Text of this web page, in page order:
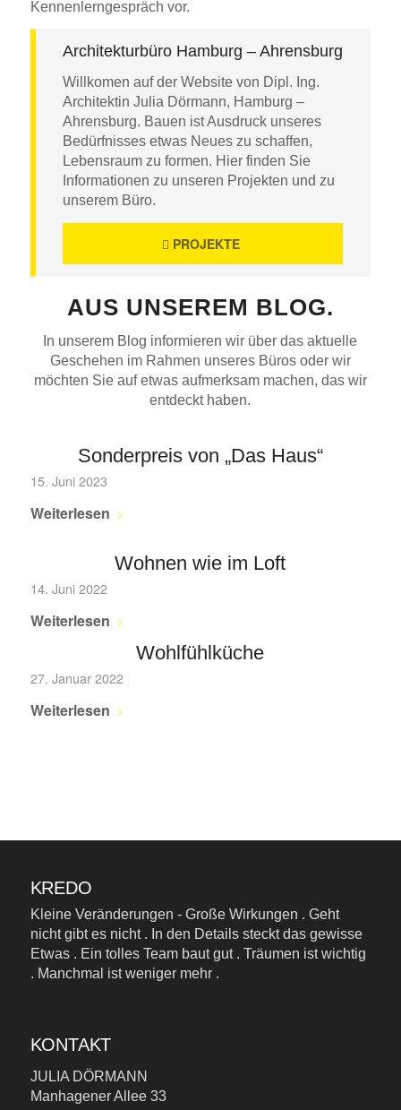
Kennenlerngespräch vor.
Architekturbüro Hamburg – Ahrensburg
Willkomen auf der Website von Dipl. Ing.
Architektin Julia Dörmann, Hamburg –
Ahrensburg. Bauen ist Ausdruck unseres
Bedürfnisses etwas Neues zu schaffen,
Lebensraum zu formen. Hier finden Sie
Informationen zu unseren Projekten und zu
unserem Büro.
PROJEKTE
AUS UNSEREM BLOG.
In unserem Blog informieren wir über das aktuelle
Geschehen im Rahmen unseres Büros oder wir
möchten Sie auf etwas aufmerksam machen, das wir
entdeckt haben.
Sonderpreis von „Das Haus“
15. Juni 2023
Weiterlesen
Wohnen wie im Loft
14. Juni 2022
Weiterlesen
Wohlfühlküche
27. Januar 2022
Weiterlesen
KREDO
Kleine Veränderungen - Große Wirkungen . Geht
nicht gibt es nicht . In den Details steckt das gewisse
Etwas . Ein tolles Team baut gut . Träumen ist wichtig
. Manchmal ist weniger mehr .
KONTAKT
JULIA DÖRMANN
Manhagener Allee 33